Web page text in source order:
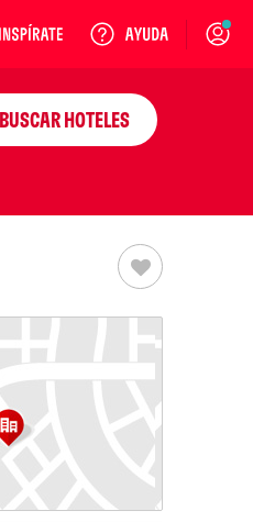
Login
BUSCAR HOTELES